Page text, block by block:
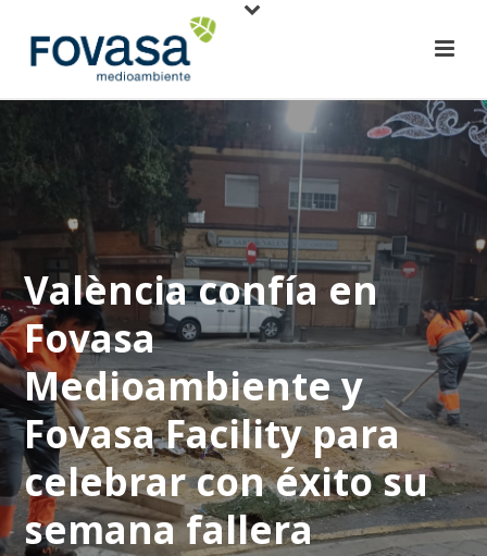
València confía en
Fovasa
Medioambiente y
Fovasa Facility para
celebrar con éxito su
semana fallera